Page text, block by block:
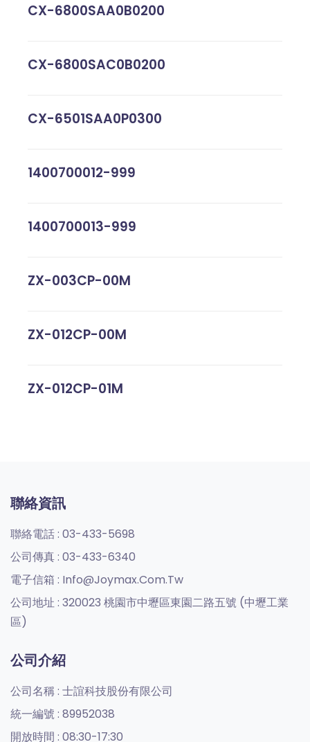
CX-6800SAA0B0200
CX-6800SAC0B0200
CX-6501SAA0P0300
1400700012-999
1400700013-999
ZX-003CP-00M
ZX-012CP-00M
ZX-012CP-01M
聯絡資訊
聯絡電話 : 03-433-5698
公司傳真 : 03-433-6340
電子信箱 : Info@joymax.com.tw
公司地址 : 320023 桃園市中壢區東園二路五號 (中壢工業
區)
公司介紹
公司名稱 : 士誼科技股份有限公司
統一編號 : 89952038
開放時間 : 08:30-17:30